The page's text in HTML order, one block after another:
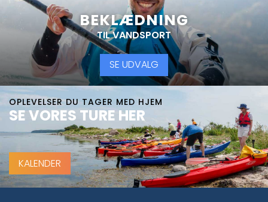
BEKLÆDNING
TIL VANDSPORT
SE UDVALG
OPLEVELSER DU TAGER MED HJEM
SE VORES TURE HER
KALENDER